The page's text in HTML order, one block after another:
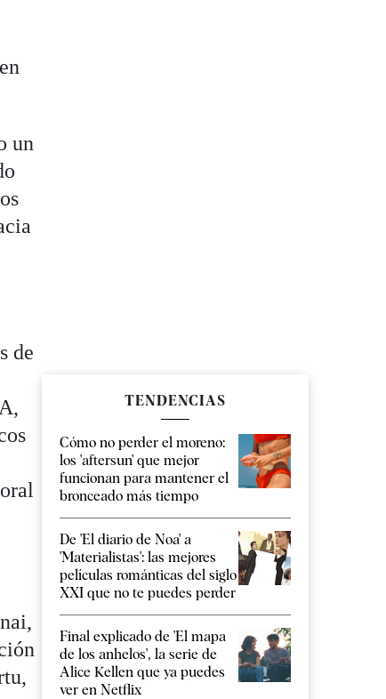
un
de
TENDENCIAS
Cómo no perder el moreno:
los 'aftersun' que mejor
funcionan para mantener el
bronceado más tiempo
De 'El diario de Noa' a
'Materialistas': las mejores
películas románticas del siglo
XXI que no te puedes perder
Final explicado de 'El mapa
de los anhelos', la serie de
Alice Kellen que ya puedes
ver en Netflix